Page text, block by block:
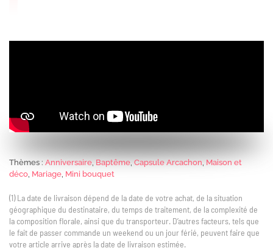
Thèmes : Anniversaire, Baptême, Capsule Arcachon, Maison et
déco, Mariage, Mini bouquet
(1) La date de livraison dépend de la date de votre achat, de la situation
géographique du destinataire, du temps de traitement, de la complexité de
la composition florale, ainsi que du transporteur. D’autres facteurs, tels que
le fait de passer commande un weekend ou un jour férié, peuvent faire que
votre article arrive après la date de livraison estimée.